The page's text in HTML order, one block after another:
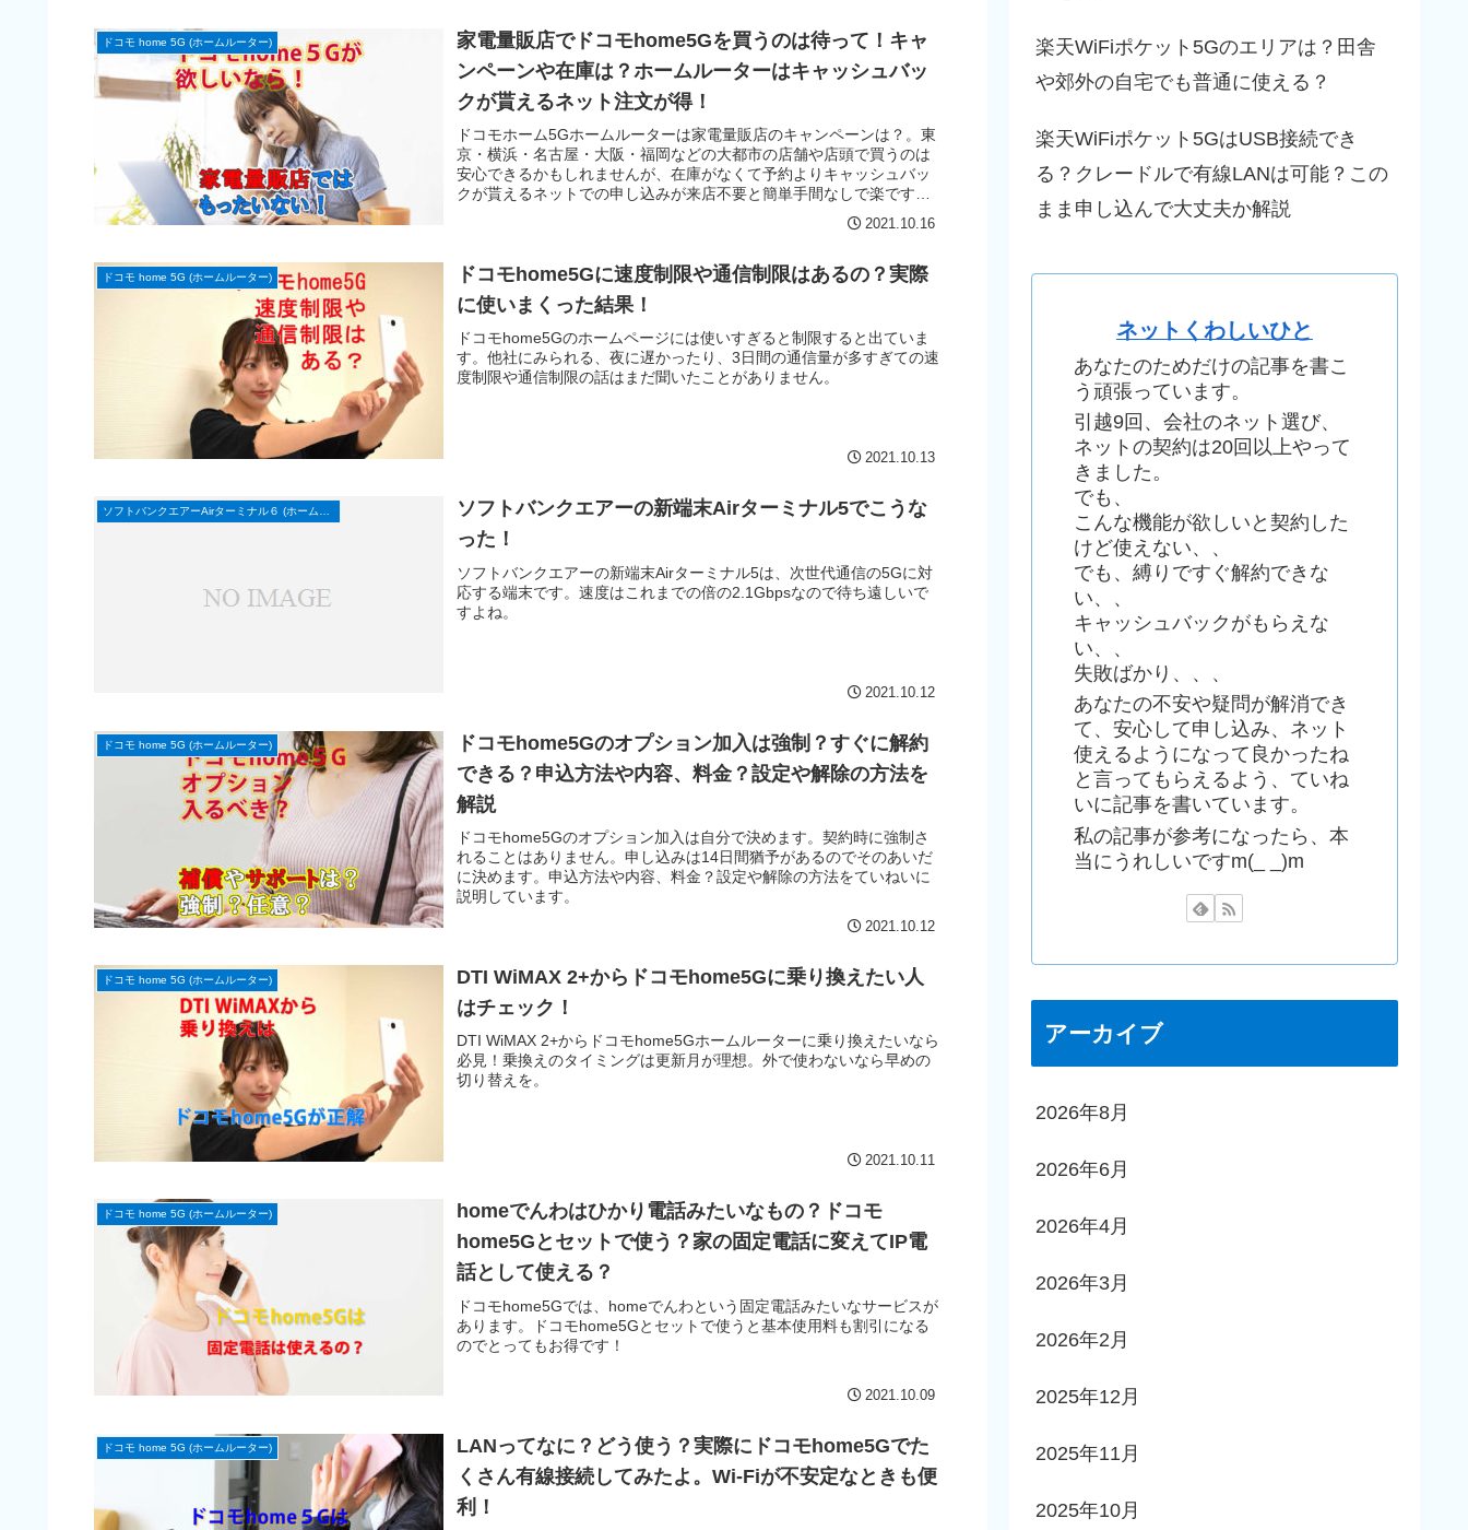
ドコモ home 5G (ホームルーター)
家電量販店でドコモhome5Gを買うのは待って！キャ
ンペーンや在庫は？ホームルーターはキャッシュバッ
クが貰えるネット注文が得！
ドコモホーム5Gホームルーターは家電量販店のキャンペーンは？。東
京・横浜・名古屋・大阪・福岡などの大都市の店舗や店頭で買うのは
安心できるかもしれませんが、在庫がなくて予約よりキャッシュバッ
クが貰えるネットでの申し込みが来店不要と簡単手間なしで楽です。
値引き交渉はキャンペーン以上の要求は難しいです。保証はどこで買
2021.10.16
ドコモ home 5G (ホームルーター)
ドコモhome5Gに速度制限や通信制限はあるの？実際
に使いまくった結果！
ドコモhome5Gのホームページには使いすぎると制限すると出ていま
す。他社にみられる、夜に遅かったり、3日間の通信量が多すぎての速
度制限や通信制限の話はまだ聞いたことがありません。
2021.10.13
ソフトバンクエアーの新端末Airターミナル5でこうな
った！
ソフトバンクエアーの新端末Airターミナル5は、次世代通信の5Gに対
応する端末です。速度はこれまでの倍の2.1Gbpsなので待ち遠しいで
すよね。
2021.10.12
ドコモ home 5G (ホームルーター)
ドコモhome5Gのオプション加入は強制？すぐに解約
できる？申込方法や内容、料金？設定や解除の方法を
解説
ドコモhome5Gのオプション加入は自分で決めます。契約時に強制さ
れることはありません。申し込みは14日間猶予があるのでそのあいだ
に決めます。申込方法や内容、料金？設定や解除の方法をていねいに
説明しています。
2021.10.12
ドコモ home 5G (ホームルーター)
DTI WiMAX 2+からドコモhome5Gに乗り換えたい人
はチェック！
DTI WiMAX 2+からドコモhome5Gホームルーターに乗り換えたいなら
必見！乗換えのタイミングは更新月が理想。外で使わないなら早めの
切り替えを。
2021.10.11
ドコモ home 5G (ホームルーター)
homeでんわはひかり電話みたいなもの？ドコモ
home5Gとセットで使う？家の固定電話に変えてIP電
話として使える？
ドコモhome5Gでは、homeでんわという固定電話みたいなサービスが
あります。ドコモhome5Gとセットで使うと基本使用料も割引になる
のでとってもお得です！
2021.10.09
ドコモ home 5G (ホームルーター)
LANってなに？どう使う？実際にドコモhome5Gでた
くさん有線接続してみたよ。Wi-Fiが不安定なときも便
利！
楽天WiFiポケット5Gのエリアは？田舎
や郊外の自宅でも普通に使える？
楽天WiFiポケット5GはUSB接続でき
る？クレードルで有線LANは可能？この
まま申し込んで大丈夫か解説
ネットくわしいひと
あなたのためだけの記事を書こ
う頑張っています。
引越9回、会社のネット選び、
ネットの契約は20回以上やって
きました。
でも、
こんな機能が欲しいと契約した
けど使えない、、
でも、縛りですぐ解約できな
い、、
キャッシュバックがもらえな
い、、
失敗ばかり、、、
あなたの不安や疑問が解消でき
て、安心して申し込み、ネット
使えるようになって良かったね
と言ってもらえるよう、ていね
いに記事を書いています。
私の記事が参考になったら、本
当にうれしいですm(_ _)m
アーカイブ
2026年8月
2026年6月
2026年4月
2026年3月
2026年2月
2025年12月
2025年11月
2025年10月